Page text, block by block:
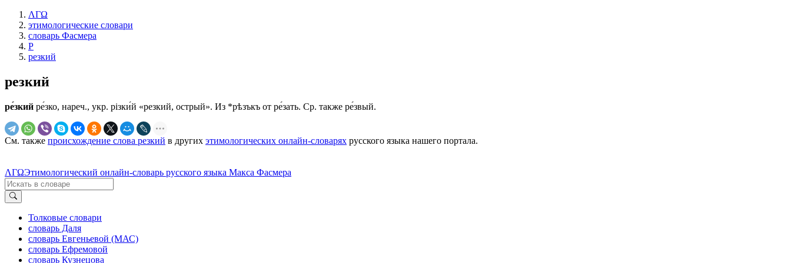
ΛΓΩ
этимологические словари
словарь Фасмера
Р
резкий
резкий
ре́зкий ре́зко, нареч., укр. рiзки́й «резкий, острый». Из *рѣзъкъ от ре́зать. Ср. также ре́звый.
См. также происхождение слова резкий в других этимологических онлайн-словарях русского языка нашего портала.
ΛΓΩЭтимологический онлайн-словарь русского языка Макса Фасмера
Толковые словари
словарь Даля
словарь Евгеньевой (МАС)
словарь Ефремовой
словарь Кузнецова